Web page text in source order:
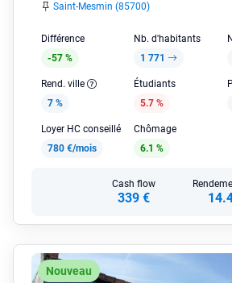
Saint-Mesmin (85700)
Différence
-57 %
Nb. d'habitants
1 771
Rend. ville
7 %
Étudiants
5.7 %
Loyer HC conseillé
780 €/mois
Chômage
6.1 %
Cash flow
339 €
Nouveau